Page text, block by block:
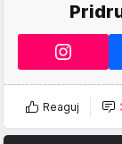
Reaguj